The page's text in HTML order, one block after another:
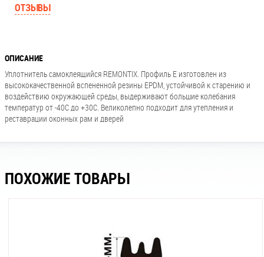
ОТЗЫВЫ
ОПИСАНИЕ
Уплотнитель самоклеящийся REMONTIX. Профиль Е изготовлен из
высококачественной вспененной резины EPDM, устойчивой к старению и
воздействию окружающей среды, выдерживают большие колебания
температур от -40С до +30С. Великолепно подходит для утепления и
реставрации оконных рам и дверей
ПОХОЖИЕ ТОВАРЫ